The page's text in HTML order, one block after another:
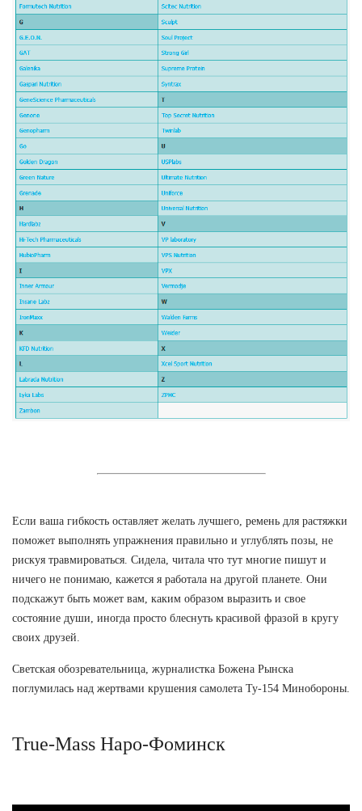
Если ваша гибкость оставляет желать лучшего, ремень для растяжки
поможет выполнять упражнения правильно и углублять позы, не
рискуя травмироваться. Сидела, читала что тут многие пишут и
ничего не понимаю, кажется я работала на другой планете. Они
подскажут быть может вам, каким образом выразить и свое
состояние души, иногда просто блеснуть красивой фразой в кругу
своих друзей.
Светская обозревательница, журналистка Божена Рынска
поглумилась над жертвами крушения самолета Ту-154 Минобороны.
True-Mass Наро-Фоминск